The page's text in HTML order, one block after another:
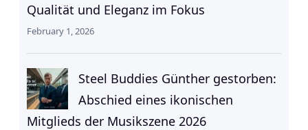
Qualität und Eleganz im Fokus
February 1, 2026
Steel Buddies Günther gestorben:
Abschied eines ikonischen
Mitglieds der Musikszene 2026